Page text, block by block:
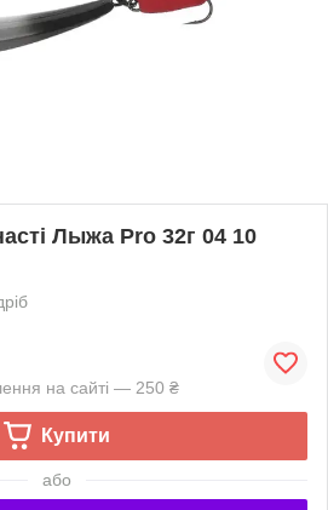
Лыжа Pro 32г 04 10
на сайті — 250 ₴
Купити
або